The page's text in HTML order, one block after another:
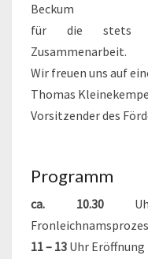
Beckum
für die stets
Zusammenarbeit.
Wir freuen uns auf
Thomas
Vorsitzender des
Programm
ca. 10.30
11 – 13 Uhr